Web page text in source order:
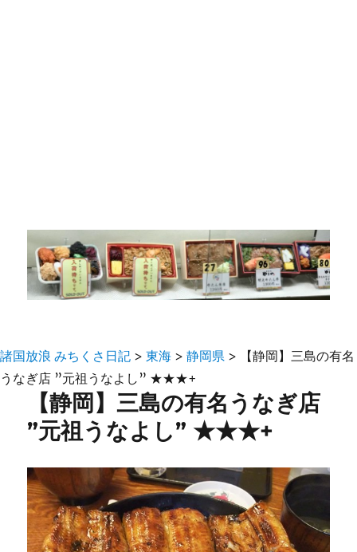
諸国放浪 みちくさ日記 > 東海 > 静岡県 >
【静岡】三島の有名
うなぎ店 ”元祖うなよし” ★★★+
【静岡】三島の有名うなぎ店
”元祖うなよし” ★★★+